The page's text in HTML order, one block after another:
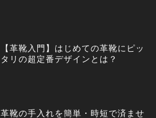
【革靴入門】はじめての革靴にピッ
タリの超定番デザインとは？
革靴の手入れを簡単・時短で済ませ